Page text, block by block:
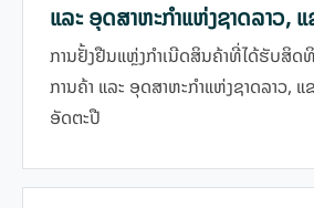
ແລະ ອຸດສາຫະກຳແຫ່ງຊາດລາວ,
ອັດຕະປື
ການຢັ້ງຢືນແຫຼ່ງກຳເນີດສິນຄ້າທີ່ໄດ້ຮັບສິດ
ການຄ້າ ແລະ ອຸດສາຫະກຳແຫ່ງຊາດລາວ, ແ
ອັດຕະປື